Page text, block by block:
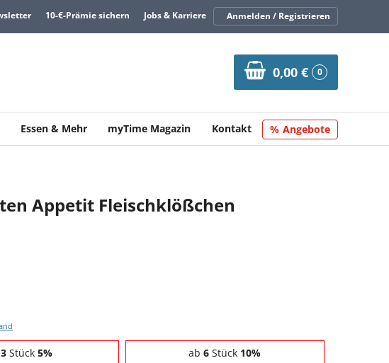
10-€-Prämie sichern Jobs & Karriere Anmelden / Registrieren
0,00 € 0
Essen & Mehr myTime Magazin Kontakt Angebote
Appetit Fleischklößchen
3 Stück 5% ab 6 Stück 10%